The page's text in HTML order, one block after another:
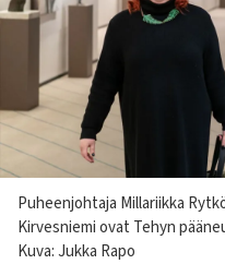
Kuvateksti
Puheenjohtaja Millariikka
Kirvesniemi ovat Tehyn
Kuva: Jukka Rapo